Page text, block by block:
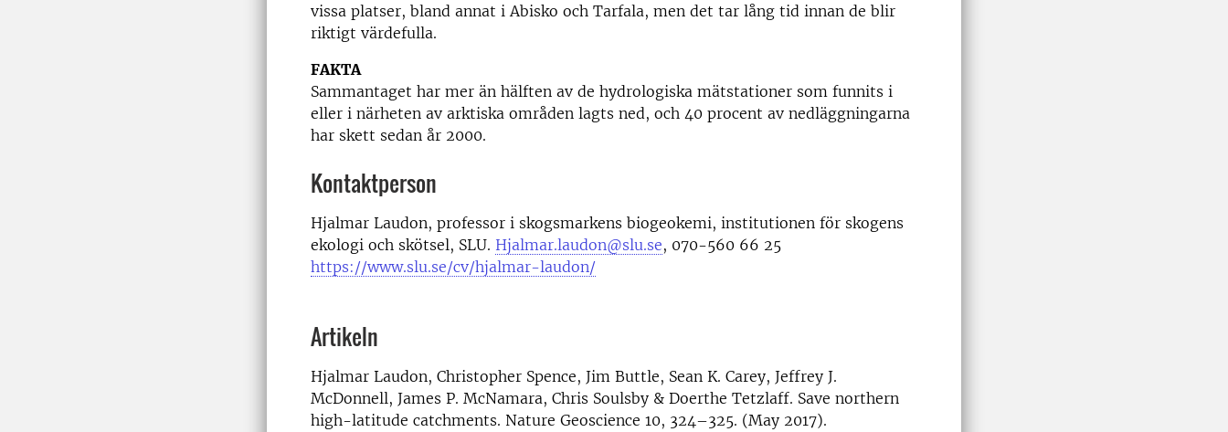
vissa platser, bland annat i Abisko och Tarfala, men det tar lång tid innan de blir
riktigt värdefulla.
FAKTA
Sammantaget har mer än hälften av de hydrologiska mätstationer som funnits i
eller i närheten av arktiska områden lagts ned, och 40 procent av nedläggningarna
har skett sedan år 2000.
Kontaktperson
Hjalmar Laudon, professor i skogsmarkens biogeokemi, institutionen för skogens
ekologi och skötsel, SLU. Hjalmar.laudon@slu.se, 070-560 66 25
https://www.slu.se/cv/hjalmar-laudon/
Artikeln
Hjalmar Laudon, Christopher Spence, Jim Buttle, Sean K. Carey, Jeffrey J.
McDonnell, James P. McNamara, Chris Soulsby & Doerthe Tetzlaff. Save northern
high-latitude catchments. Nature Geoscience 10, 324–325. (May 2017).